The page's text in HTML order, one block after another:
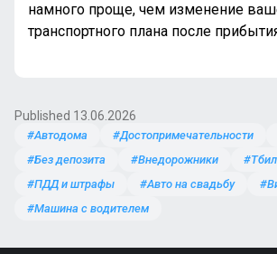
намного проще, чем изменение
транспортного плана после
Published 13.06.2026
#Автодома #Достопримечательности
#Без депозита
#Внедорожники
#ПДД и штрафы
#Авто на свадьбу
#Машина с водителем